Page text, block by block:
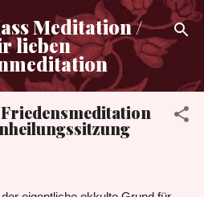
Hauptbereich
Meditation /
lieben